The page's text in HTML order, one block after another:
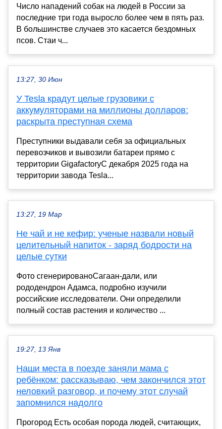
Число нападений собак на людей в России за
последние три года выросло более чем в пять раз.
В большинстве случаев это касается бездомных
псов. Стаи ч...
13:27, 30 Июн
У Tesla крадут целые грузовики с
аккумуляторами на миллионы долларов:
раскрыта преступная схема
Преступники выдавали себя за официальных
перевозчиков и вывозили батареи прямо с
территории GigafactoryС декабря 2025 года на
территории завода Tesla...
13:27, 19 Мар
Не чай и не кефир: ученые назвали новый
целительный напиток - заряд бодрости на
целые сутки
Фото сгенерированоСагаан-дали, или
рододендрон Адамса, подробно изучили
российские исследователи. Они определили
полный состав растения и количество ...
19:27, 13 Янв
Наши места в поезде заняли мама с
ребёнком: рассказываю, чем закончился этот
неловкий разговор, и почему этот случай
запомнился надолго
Прогород Есть особая порода людей, считающих,